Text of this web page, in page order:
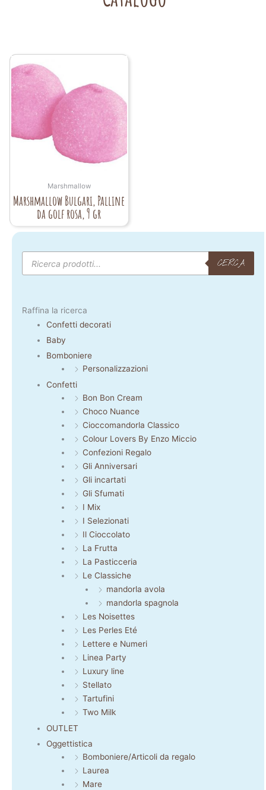
Marshmallow
Marshmallow Bulgari, Palline
da golf rosa, 9 gr
Products
search
CERCA
Raffina la ricerca
Confetti decorati
Baby
Bomboniere
Personalizzazioni
Confetti
Bon Bon Cream
Choco Nuance
Cioccomandorla Classico
Colour Lovers By Enzo Miccio
Confezioni Regalo
Gli Anniversari
Gli incartati
Gli Sfumati
I Mix
I Selezionati
Il Cioccolato
La Frutta
La Pasticceria
Le Classiche
mandorla avola
mandorla spagnola
Les Noisettes
Les Perles Eté
Lettere e Numeri
Linea Party
Luxury line
Stellato
Tartufini
Two Milk
OUTLET
Oggettistica
Bomboniere/Articoli da regalo
Laurea
Mare